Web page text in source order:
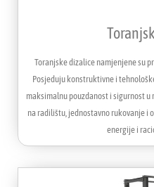
Toranjske dizalice namjenjene su
Posjeduju konstruktivne i
maksimalnu pouzdanost i sigurnost
na radilištu, jednostavno rukovanje i
energije i